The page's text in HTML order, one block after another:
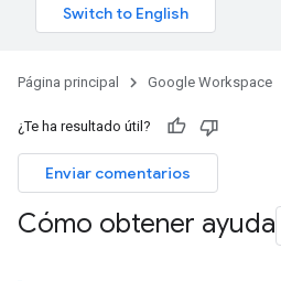
Página principal Google Workspace
¿Te ha resultado útil?
Enviar comentarios
Cómo obtener ayuda